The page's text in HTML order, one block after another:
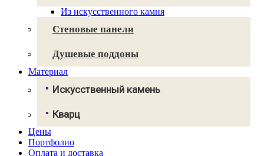
Из искусственного камня
Стеновые панели
Душевые поддоны
Материал
Искусственный камень
NeoMarm
Хай-макс
Старон
Ханекс
Кварц
СмартКварц
Цезарьстоун
Цены
Портфолио
Оплата и доставка